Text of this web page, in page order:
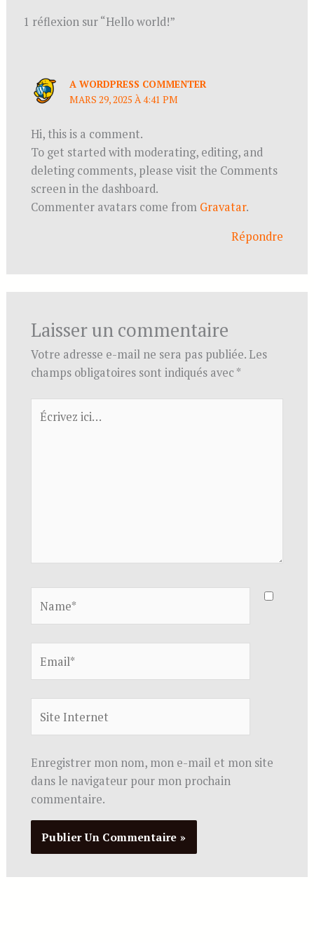
1 réflexion sur “Hello world!”
A WORDPRESS COMMENTER
MARS 29, 2025 À 4:41 PM
Hi, this is a comment.
To get started with moderating, editing, and
deleting comments, please visit the Comments
screen in the dashboard.
Commenter avatars come from Gravatar.
Répondre
Laisser un commentaire
Votre adresse e-mail ne sera pas publiée. Les
champs obligatoires sont indiqués avec *
Écrivez
ici…
Internet
Enregistrer mon nom, mon e-mail et mon site
dans le navigateur pour mon prochain
commentaire.